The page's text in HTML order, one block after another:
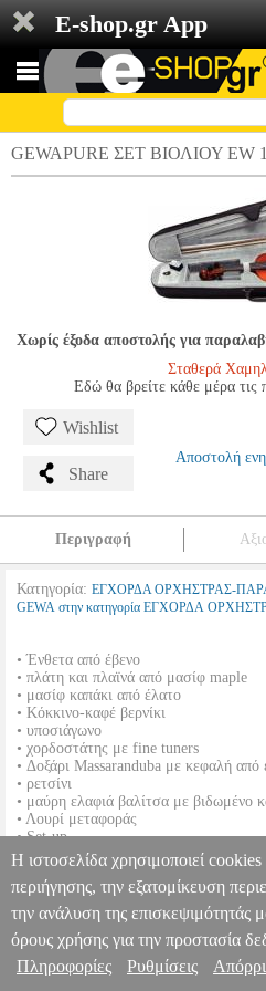
E-shop.gr App
GEWAPURE ΣΕΤ ΒΙΟΛΙΟΥ ΕW
Χωρίς έξοδα αποστολής για
Σταθερά
Εδώ θα βρείτε κάθε μέρα τις
Wishlist
Share
Αποστολή
Περιγραφή
Κατηγορία: ΕΓΧΟΡΔΑ ΟΡΧΗΣΤΡΑΣ-
GEWA στην κατηγορία ΕΓΧΟΡΔΑ
• Ένθετα από έβενο
• πλάτη και πλαϊνά από μασίφ maple
• μασίφ καπάκι από έλατο
• Κόκκινο-καφέ βερνίκι
• υποσιάγωνο
• χορδοστάτης με fine tuners
• Δοξάρι Massaranduba με κεφαλή από
• ρετσίνι
• μαύρη ελαφιά βαλίτσα με βιδωμένο
• Λουρί μεταφοράς
• Set-up
GEWAPURE ΣΕΤ ΒΙΟΛΙΟΥ ΕW
GEWA GEWA ΕΓΧΟΡΔΑ
Κατηγορία: ΕΓΧΟΡΔΑ
•GEWA στην
ΠΑΡΑΔΟΣΙΑΚΑ • Ένθετα από έβενο
maple • μασίφ καπάκι από
Πληροφορίες & Υπηρεσίες >
Η ιστοσελίδα χρησιμοποιεί cookies
περιήγησης, την εξατομίκευση
την ανάλυση της επισκεψιμότητάς
όρους χρήσης για την προστασία
Πληροφορίες
Ρυθμίσεις